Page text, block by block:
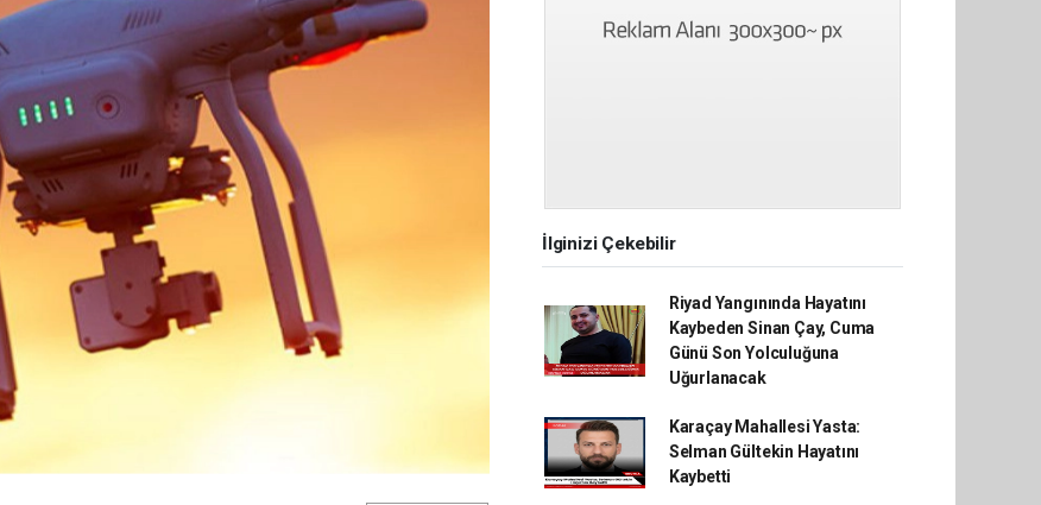
İlginizi Çekebilir
Riyad Yangınında Hayatını
Kaybeden Sinan Çay, Cuma
Günü Son Yolculuğuna
Uğurlanacak
Karaçay Mahallesi Yasta:
Selman Gültekin Hayatını
Kaybetti